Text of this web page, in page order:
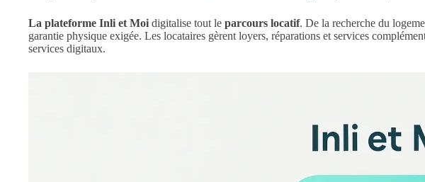
La plateforme Inli et Moi digitalise tout le parcours locatif. De la recherche du
garantie physique exigée. Les locataires gèrent loyers, réparations et services
services digitaux.